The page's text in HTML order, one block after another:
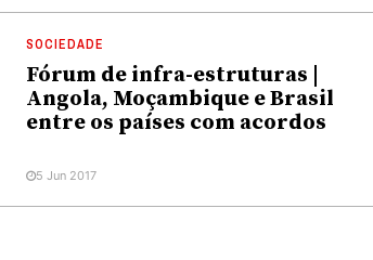
SOCIEDADE
Fórum de infra-estruturas |
Angola, Moçambique e Brasil
entre os países com acordos
5 Jun 2017